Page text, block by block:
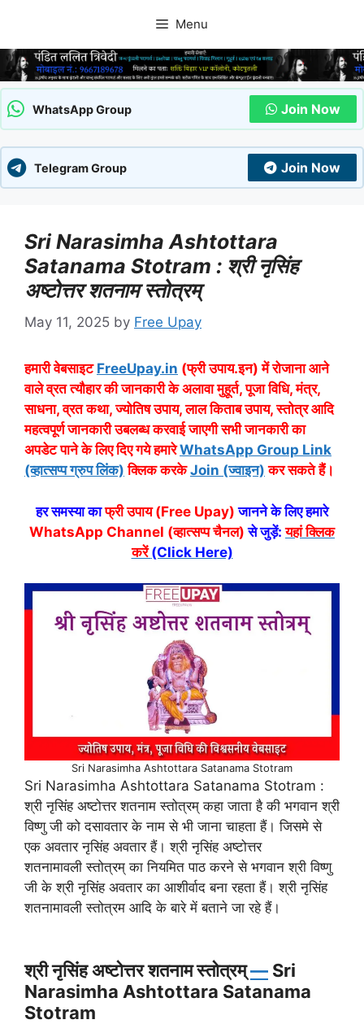
content
Menu
WhatsApp Group Join Now
Telegram Group Join Now
Sri Narasimha Ashtottara
Satanama Stotram : श्री नृसिंह
अष्टोत्तर शतनाम स्तोत्रम्
May 11, 2025 by Free Upay
हमारी वेबसाइट FreeUpay.in (फ्री उपाय.इन) में रोजाना आने
वाले व्रत त्यौहार की जानकारी के अलावा मुहूर्त, पूजा विधि, मंत्र,
साधना, व्रत कथा, ज्योतिष उपाय, लाल किताब उपाय, स्तोत्र आदि
महत्वपूर्ण जानकारी उबलब्ध करवाई जाएगी सभी जानकारी का
अपडेट पाने के लिए दिए गये हमारेWhatsApp Group Link
(व्हात्सप्प ग्रुप लिंक) क्लिक करकेJoin (ज्वाइन) कर सकते हैं।
हर समस्या काफ्री उपाय (Free Upay) जानने के लिए हमारे
WhatsApp Channel (व्हात्सप्प चैनल) से जुड़ें:यहां क्लिक
करें(Click Here)
Sri Narasimha Ashtottara Satanama Stotram
Sri Narasimha Ashtottara Satanama Stotram :
श्री नृसिंह अष्टोत्तर शतनाम स्तोत्रम् कहा जाता है की भगवान श्री
विष्णु जी को दसावतार के नाम से भी जाना चाहता हैं। जिसमे से
एक अवतार नृसिंह अवतार हैं। श्री नृसिंह अष्टोत्तर
शतनामावली स्तोत्रम् का नियमित पाठ करने से भगवान श्री विष्णु
जी के श्री नृसिंह अवतार का आशीर्वाद बना रहता हैं। श्री नृसिंह
शतनामावली स्तोत्रम आदि के बारे में बताने जा रहे हैं।
श्री नृसिंह अष्टोत्तर शतनाम स्तोत्रम्— Sri
Narasimha Ashtottara Satanama
Stotram